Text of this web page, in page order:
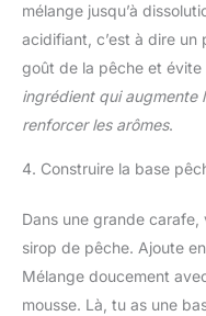
mélange jusqu’à
acidifiant, c’est à dire
goût de la pêche et évite
ingrédient qui augmente
renforcer les arômes.
4. Construire la base
Dans une grande
sirop de pêche. Ajoute
Mélange doucement
mousse. Là, tu as une